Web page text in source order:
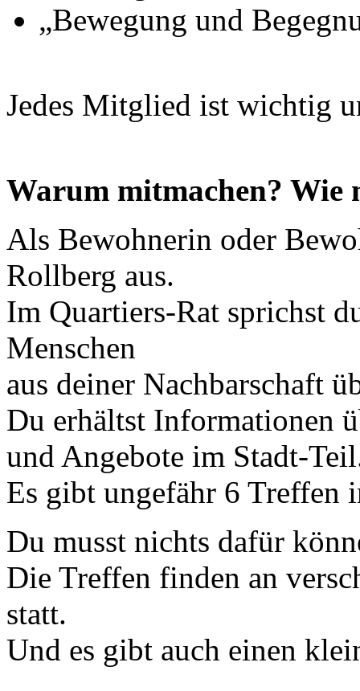
„Bewegung und
Jedes Mitglied ist wichtig
Warum mitmachen? Wie
Als Bewohnerin oder
Rollberg aus.
Im Quartiers-Rat sprichst
Menschen
aus deiner Nachbarschaft
Du erhältst Informationen
und Angebote im Stadt-
Es gibt ungefähr 6 Treffen
Du musst nichts dafür
Die Treffen finden an
statt.
Und es gibt auch einen